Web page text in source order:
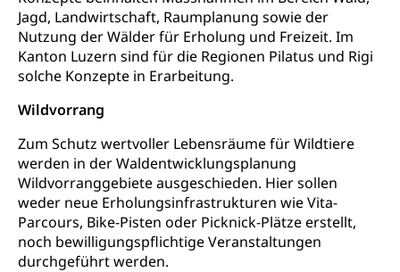
Jagd, Landwirtschaft, Raumplanung sowie der
Nutzung der Wälder für Erholung und Freizeit. Im
Kanton Luzern sind für die Regionen Pilatus und Rigi
solche Konzepte in Erarbeitung.
Wildvorrang
Zum Schutz wertvoller Lebensräume für Wildtiere
werden in der Waldentwicklungsplanung
Wildvorranggebiete ausgeschieden. Hier sollen
weder neue Erholungsinfrastrukturen wie Vita-
Parcours, Bike-Pisten oder Picknick-Plätze erstellt,
noch bewilligungspflichtige Veranstaltungen
durchgeführt werden.
Wasserversorgung
Waffen
Waffenerwerbsschein, Waffenschein, Waffenbüro,
Waffentragen, Selbstverteidigung
Militärdienst
Bundesamt für Zivildienst ZIVI
Erwerbsausfallentschädigung (WAS Luzern)
Zivilschutz
Schutzdienstpflicht, Schutzraum,
Schutzraumbaupflicht
Zivilschutz